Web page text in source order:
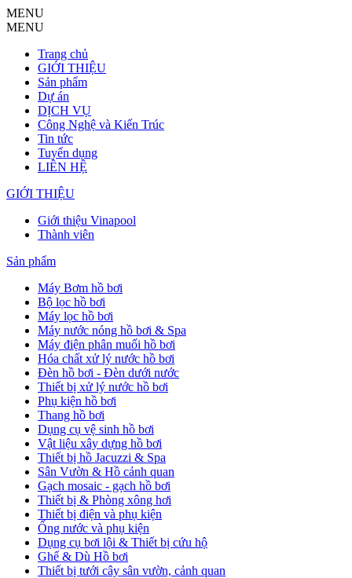
MENU
MENU
Trang chủ
GIỚI THIỆU
Sản phẩm
Dự án
DỊCH VỤ
Công Nghệ và Kiến Trúc
Tin tức
Tuyển dụng
LIÊN HỆ
GIỚI THIỆU
Giới thiệu Vinapool
Thành viên
Sản phẩm
Máy Bơm hồ bơi
Bộ lọc hồ bơi
Máy lọc hồ bơi
Máy nước nóng hồ bơi & Spa
Máy điện phân muối hồ bơi
Hóa chất xử lý nước hồ bơi
Đèn hồ bơi - Đèn dưới nước
Thiết bị xử lý nước hồ bơi
Phụ kiện hồ bơi
Thang hồ bơi
Dụng cụ vệ sinh hồ bơi
Vật liệu xây dựng hồ bơi
Thiết bị hồ Jacuzzi & Spa
Sân Vườn & Hồ cảnh quan
Gạch mosaic - gạch hồ bơi
Thiết bị & Phòng xông hơi
Thiết bị điện và phụ kiện
Ống nước và phụ kiện
Dụng cụ bơi lội & Thiết bị cứu hộ
Ghế & Dù Hồ bơi
Thiết bị tưới cây sân vườn, cảnh quan